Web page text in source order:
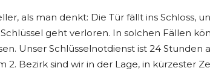
als man denkt: Die Tür fällt ins Schloss,
geht verloren. In solchen Fällen
Unser Schlüsselnotdienst ist 24 Stunden
2. Bezirk sind wir in der Lage, in kürzester